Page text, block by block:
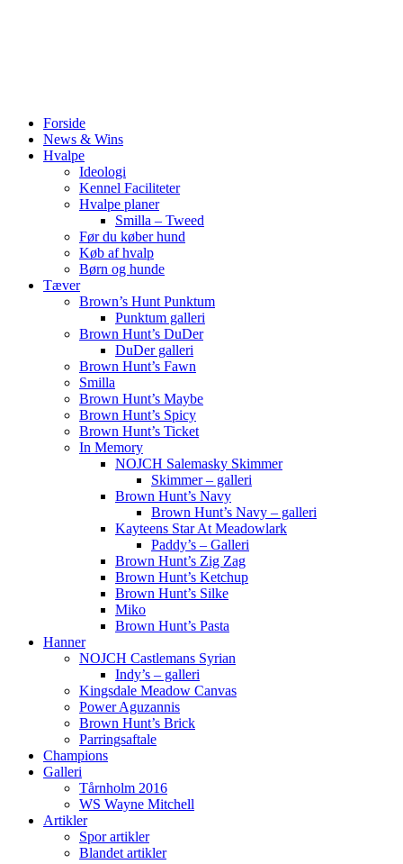
Forside
News & Wins
Hvalpe
Ideologi
Kennel Faciliteter
Hvalpe planer
Smilla – Tweed
Før du køber hund
Køb af hvalp
Børn og hunde
Tæver
Brown’s Hunt Punktum
Punktum galleri
Brown Hunt’s DuDer
DuDer galleri
Brown Hunt’s Fawn
Smilla
Brown Hunt’s Maybe
Brown Hunt’s Spicy
Brown Hunt’s Ticket
In Memory
NOJCH Salemasky Skimmer
Skimmer – galleri
Brown Hunt’s Navy
Brown Hunt’s Navy – galleri
Kayteens Star At Meadowlark
Paddy’s – Galleri
Brown Hunt’s Zig Zag
Brown Hunt’s Ketchup
Brown Hunt’s Silke
Miko
Brown Hunt’s Pasta
Hanner
NOJCH Castlemans Syrian
Indy’s – galleri
Kingsdale Meadow Canvas
Power Aguzannis
Brown Hunt’s Brick
Parringsaftale
Champions
Galleri
Tårnholm 2016
WS Wayne Mitchell
Artikler
Spor artikler
Blandet artikler